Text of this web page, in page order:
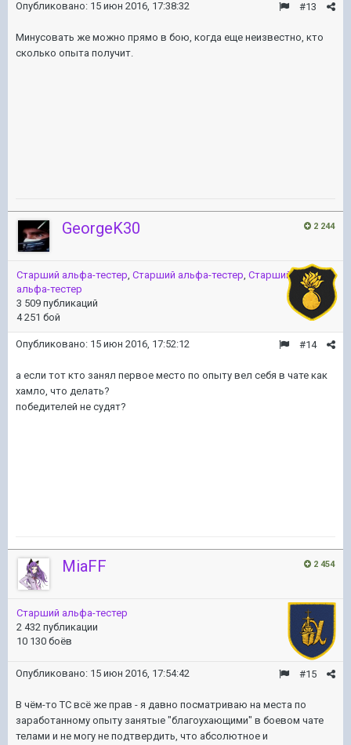
#13
Опубликовано: 15 июн 2016, 17:38:32
Минусовать же можно прямо в бою, когда еще неизвестно, кто
сколько опыта получит.
2 244
GeorgeK30
Старший альфа-тестер, Старший альфа-тестер, Старший
альфа-тестер
3 509 публикаций
4 251 бой
#14
Опубликовано: 15 июн 2016, 17:52:12
а если тот кто занял первое место по опыту вел себя в чате как
хамло, что делать?
победителей не судят?
2 454
MiaFF
Старший альфа-тестер
2 432 публикации
10 130 боёв
#15
Опубликовано: 15 июн 2016, 17:54:42
В чём-то ТС всё же прав - я давно посматриваю на места по
заработанному опыту занятые "благоухающими" в боевом чате
телами и не могу не подтвердить, что абсолютное и